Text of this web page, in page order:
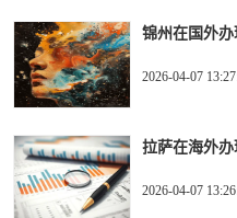
锦州在国外办
2026-04-07
拉萨在海外办
2026-04-07